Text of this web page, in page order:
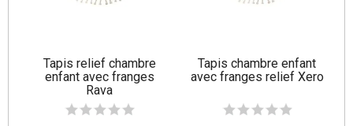
Tapis relief chambre
enfant avec franges
Rava
Tapis chambre enfant
avec franges relief Xero